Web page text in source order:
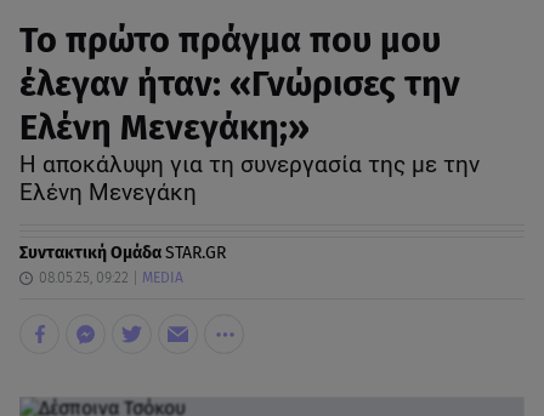
Το πρώτο πράγμα που μου
έλεγαν ήταν: «Γνώρισες την
Ελένη Μενεγάκη;»
Η αποκάλυψη για τη συνεργασία της με την
Ελένη Μενεγάκη
Συντακτική ΟμάδαSTAR.GR
08.05.25, 09:22 MEDIA